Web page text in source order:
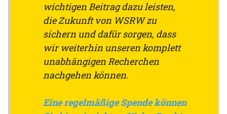
wichtigen Beitrag dazu leisten,
die Zukunft von WSRW zu
sichern und dafür sorgen, dass
wir weiterhin unseren komplett
unabhängigen Recherchen
nachgehen können.
Eine regelmäßige Spende können